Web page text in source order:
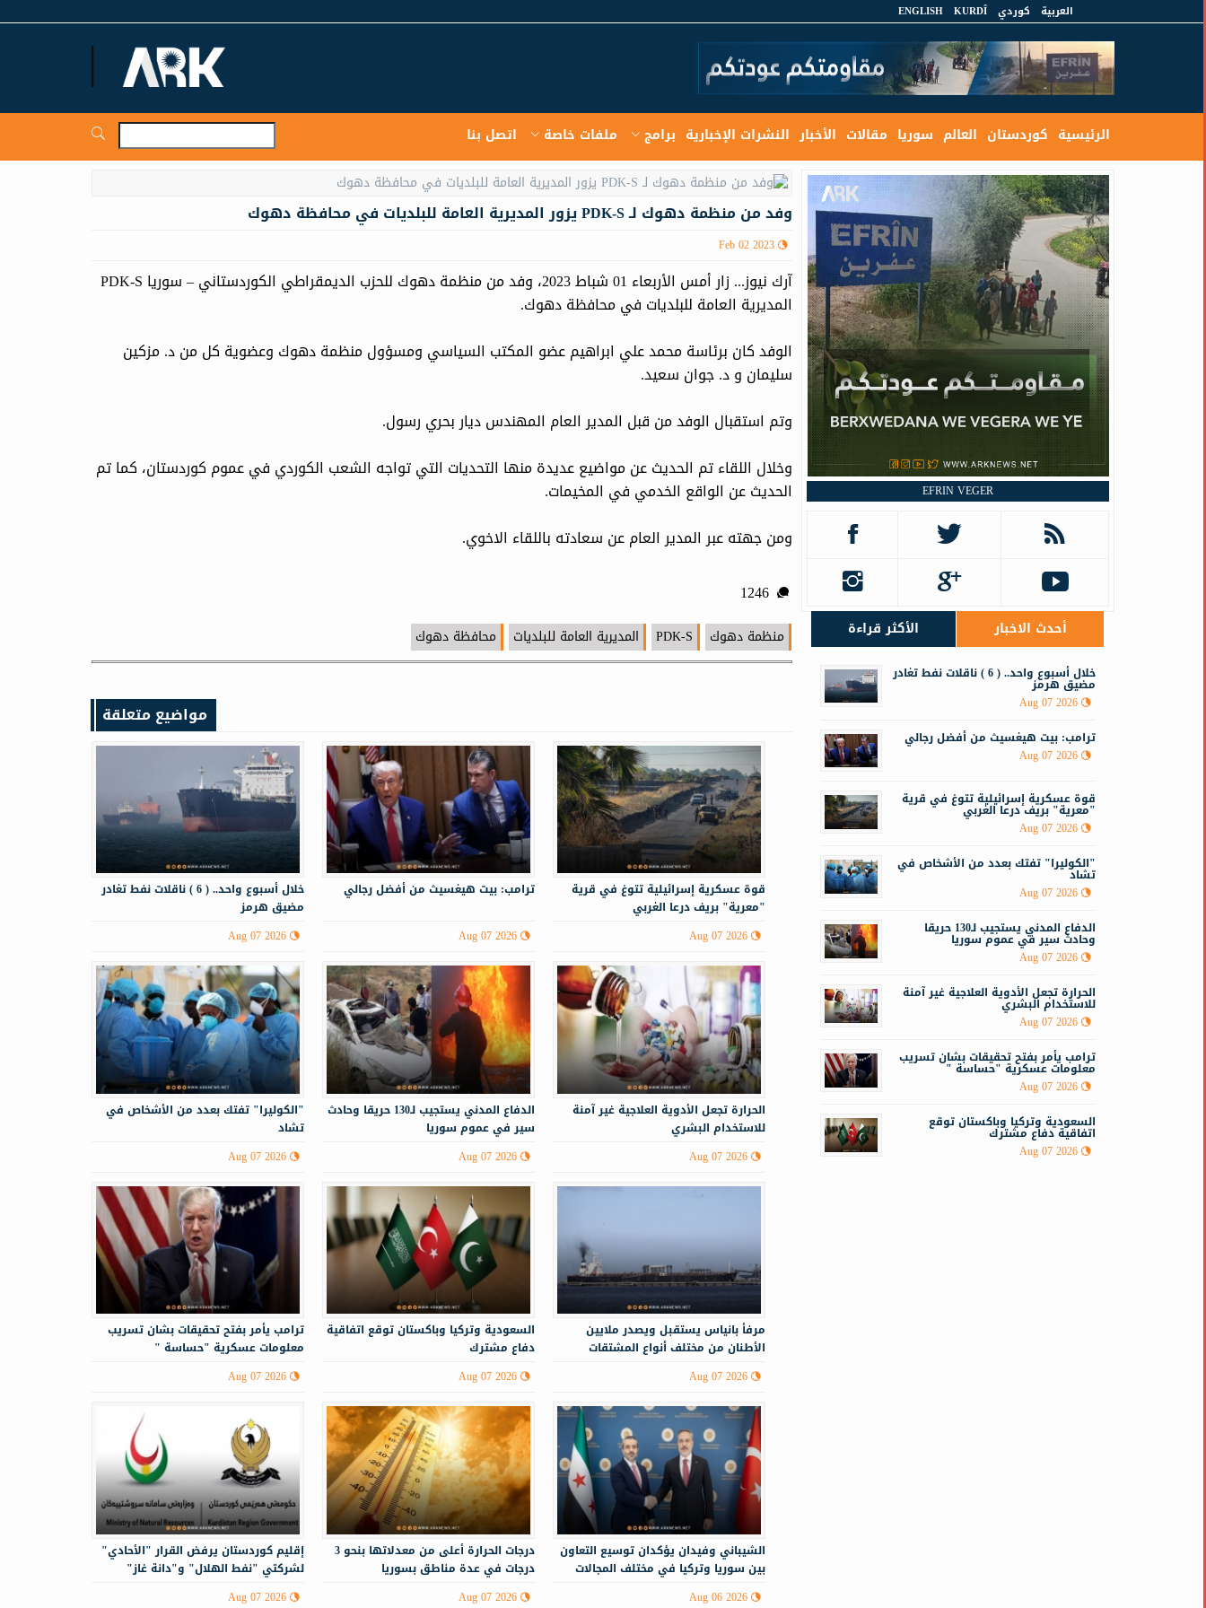
العربية كوردي KURDÎ
ENGLISH
الرئيسية كوردستان العالم سوريا مقالات الأخبار النشرات الإخبارية برامج ملفات خاصة اتصل بنا
وفد من منظمة دهوك لـ PDK-S يزور المديرية العامة للبلديات في محافظة دهوك
Feb 02 2023
آرك نيوز... زار أمس الأربعاء 01 شباط 2023، وفد من منظمة دهوك للحزب الديمقراطي الكوردستاني – سوريا PDK-S
المديرية العامة للبلديات في محافظة دهوك.
الوفد كان برئاسة محمد علي ابراهيم عضو المكتب السياسي ومسؤول منظمة دهوك وعضوية كل من د. مزكين
سليمان و د. جوان سعيد.
وتم استقبال الوفد من قبل المدير العام المهندس ديار بحري رسول.
وخلال اللقاء تم الحديث عن مواضيع عديدة منها التحديات التي تواجه الشعب الكوردي في عموم كوردستان، كما تم
الحديث عن الواقع الخدمي في المخيمات.
ومن جهته عبر المدير العام عن سعادته باللقاء الاخوي.
1246
منظمة دهوك PDK-S المديرية العامة للبلديات محافظة دهوك
مواضيع متعلقة
خلال أسبوع واحد.. ( 6 ) ناقلات نفط تغادر
مضيق هرمز
Aug 07 2026
ترامب: بيت هيغسيث من أفضل رجالي
Aug 07 2026
قوة عسكرية إسرائيلية تتوغ في قرية
"معرية" بريف درعا الغربي
Aug 07 2026
"الكوليرا" تفتك بعدد من الأشخاص في
تشاد
Aug 07 2026
الدفاع المدني يستجيب لـ130 حريقا وحادث
سير في عموم سوريا
Aug 07 2026
الحرارة تجعل الأدوية العلاجية غير آمنة
للاستخدام البشري
Aug 07 2026
ترامب يأمر بفتح تحقيقات بشان تسريب
معلومات عسكرية "حساسة "
Aug 07 2026
السعودية وتركيا وباكستان توقع اتفاقية
دفاع مشترك
Aug 07 2026
مرفأ بانياس يستقبل ويصدر ملايين
الأطنان من مختلف أنواع المشتقات
Aug 07 2026
إقليم كوردستان يرفض القرار "الأحادي"
لشركتي "نفط الهلال" و"دانة غاز"
Aug 07 2026
درجات الحرارة أعلى من معدلاتها بنحو 3
درجات في عدة مناطق بسوريا
Aug 07 2026
الشيباني وفيدان يؤكدان توسيع التعاون
بين سوريا وتركيا في مختلف المجالات
Aug 06 2026
EFRIN VEGER
أحدث الاخبار الأكثر قراءة
خلال أسبوع واحد.. ( 6 ) ناقلات نفط تغادر
مضيق هرمز
Aug 07 2026
ترامب: بيت هيغسيث من أفضل رجالي
Aug 07 2026
قوة عسكرية إسرائيلية تتوغ في قرية
"معرية" بريف درعا الغربي
Aug 07 2026
"الكوليرا" تفتك بعدد من الأشخاص في
تشاد
Aug 07 2026
الدفاع المدني يستجيب لـ130 حريقا
وحادث سير في عموم سوريا
Aug 07 2026
الحرارة تجعل الأدوية العلاجية غير آمنة
للاستخدام البشري
Aug 07 2026
ترامب يأمر بفتح تحقيقات بشان تسريب
معلومات عسكرية "حساسة "
Aug 07 2026
السعودية وتركيا وباكستان توقع
اتفاقية دفاع مشترك
Aug 07 2026